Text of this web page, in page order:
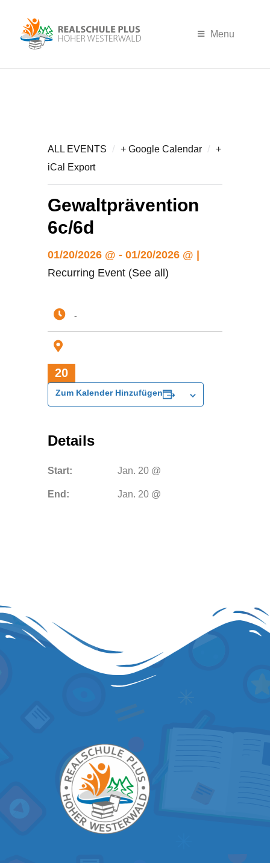
Menu
ALL EVENTS / + Google Calendar / +
iCal Export
Gewaltprävention
6c/6d
01/20/2026 @ - 01/20/2026 @ |
Recurring Event (See all)
20
Jan.
-
Zum Kalender Hinzufügen
Details
Start: Jan. 20 @
End: Jan. 20 @